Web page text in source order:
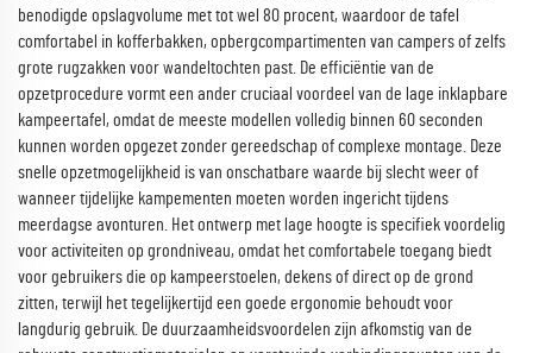
benodigde opslagvolume met tot wel 80 procent, waardoor de tafel
comfortabel in kofferbakken, opbergcompartimenten van campers of zelfs
grote rugzakken voor wandeltochten past. De efficiëntie van de
opzetprocedure vormt een ander cruciaal voordeel van de lage inklapbare
kampeertafel, omdat de meeste modellen volledig binnen 60 seconden
kunnen worden opgezet zonder gereedschap of complexe montage. Deze
snelle opzetmogelijkheid is van onschatbare waarde bij slecht weer of
wanneer tijdelijke kampementen moeten worden ingericht tijdens
meerdagse avonturen. Het ontwerp met lage hoogte is specifiek voordelig
voor activiteiten op grondniveau, omdat het comfortabele toegang biedt
voor gebruikers die op kampeerstoelen, dekens of direct op de grond
zitten, terwijl het tegelijkertijd een goede ergonomie behoudt voor
langdurig gebruik. De duurzaamheidsvoordelen zijn afkomstig van de